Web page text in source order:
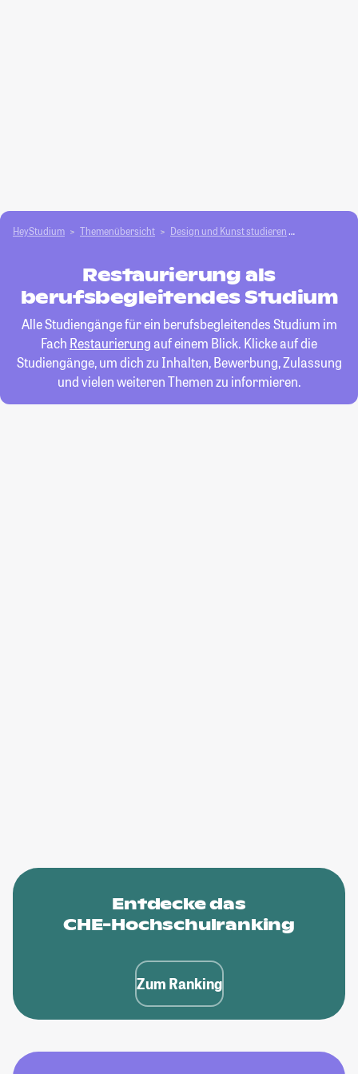
HeyStudium Themenübersicht Design und Kunst studieren
Restaurierung als
berufsbegleitendes Studium
Alle Studiengänge für ein berufsbegleitendes Studium im
Fach Restaurierungauf einem Blick. Klicke auf die
Studiengänge, um dich zu Inhalten, Bewerbung, Zulassung
und vielen weiteren Themen zu informieren.
Entdecke das
CHE-Hochschulranking
Zum Ranking